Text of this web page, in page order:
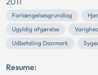
Forlængelsesgrundlag
Ugyldig afgørelse
Udbetaling Danmark
Resume: